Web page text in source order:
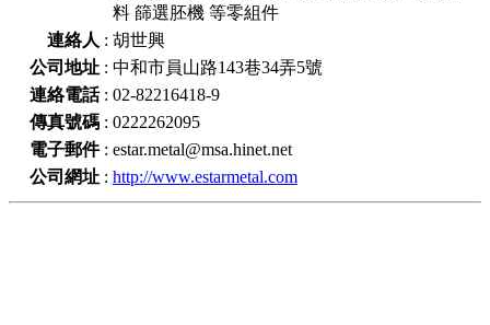
料 篩選胚機 等零組件
連絡人 : 胡世興
公司地址 : 中和市員山路143巷34弄5號
連絡電話: 02-82216418-9
傳真號碼 : 0222262095
電子郵件: estar.metal@msa.hinet.net
公司網址 : http://www.estarmetal.com